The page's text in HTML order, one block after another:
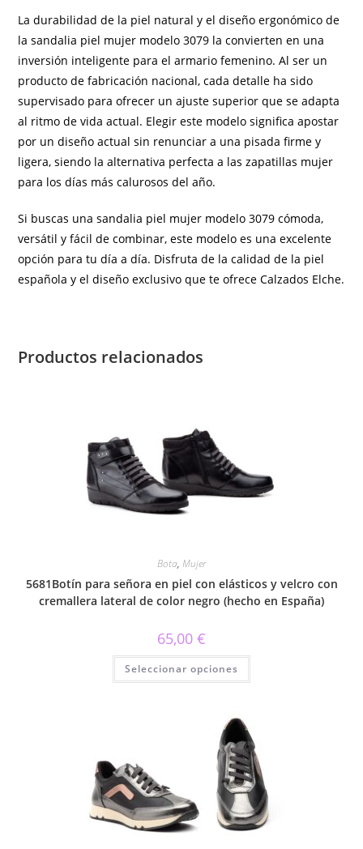
La durabilidad de la piel natural y el diseño ergonómico de
la sandalia piel mujer modelo 3079 la convierten en una
inversión inteligente para el armario femenino. Al ser un
producto de fabricación nacional, cada detalle ha sido
supervisado para ofrecer un ajuste superior que se adapta
al ritmo de vida actual. Elegir este modelo significa apostar
por un diseño actual sin renunciar a una pisada firme y
ligera, siendo la alternativa perfecta a las zapatillas mujer
para los días más calurosos del año.
Si buscas una sandalia piel mujer modelo 3079 cómoda,
versátil y fácil de combinar, este modelo es una excelente
opción para tu día a día. Disfruta de la calidad de la piel
española y el diseño exclusivo que te ofrece Calzados Elche.
Productos relacionados
Bota, Mujer
5681Botín para señora en piel con elásticos y velcro con
cremallera lateral de color negro (hecho en España)
65,00 €
Seleccionar opciones
Este
tiene
se
pueden
elegir
en
la
página
de
producto